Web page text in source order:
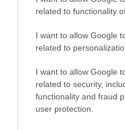
related to functionality
I want to allow Google
related to
I want to allow Google
related to security,
functionality and fraud
user protection.